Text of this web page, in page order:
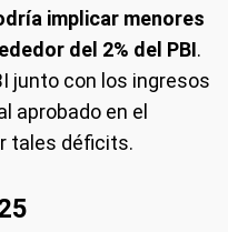
implicar menores
del 2% del PBI.
junto con los ingresos
aprobado en el
tales déficits.